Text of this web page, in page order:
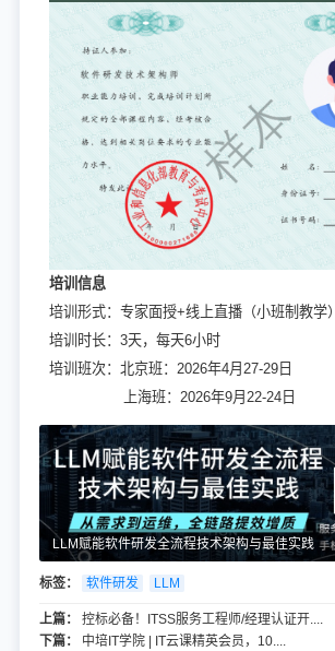
培训信息
培训形式：专家面授+线上直播（小班制教学）
培训时长：3天，每天6小时
培训班次：北京班：2026年4月27-29日
上海班：2026年9月22-24日
LLM赋能软件研发全流程技术架构与最佳实践
标签： 软件研发 LLM
上篇：
控标必备！ITSS服务工程师/经理认证开....
下篇：
中培IT学院 | IT云课精英会员，10....